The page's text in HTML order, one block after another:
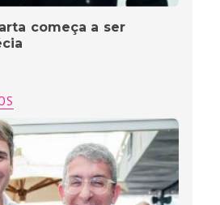
começa a ser